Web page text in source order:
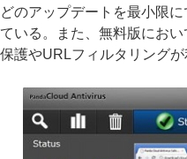
どのアップデートを最小限
ている。また、無料版にお
保護やURLフィルタリングが